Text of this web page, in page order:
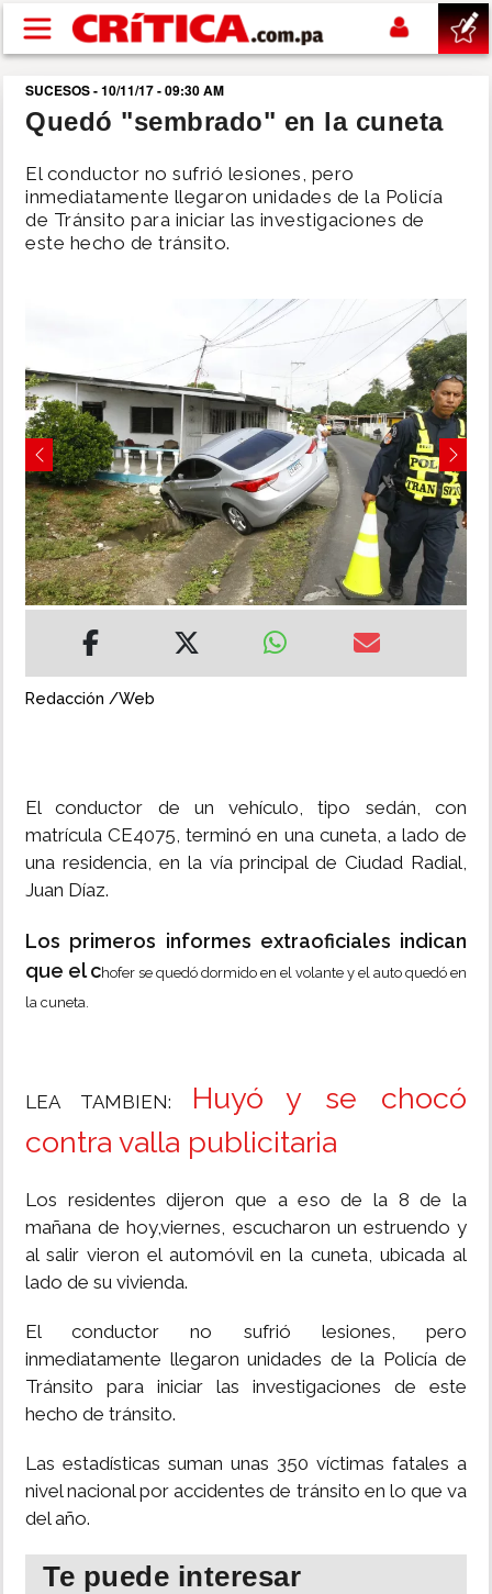
Pasar al contenido principal
buscar
NACIONAL
DEPORTES
MUNDO
INSÓLITAS
MULTIMEDIA
IMPRESO
SUCESOS - 10/11/17 - 09:30 AM
Quedó "sembrado" en la cuneta
El conductor no sufrió lesiones, pero
inmediatamente llegaron unidades de la Policía
de Tránsito para iniciar las investigaciones de
este hecho de tránsito.
Previous Next
Redacción /Web
El conductor de un vehículo, tipo sedán, con
matrícula CE4075, terminó en una cuneta, a lado de
una residencia, en la vía principal de Ciudad Radial,
Juan Díaz.
Los primeros informes extraoficiales indican
que el chofer se quedó dormido en el volante y el auto quedó en
la cuneta.
LEA TAMBIEN:
Huyó y se chocó
contra valla publicitaria
Los residentes dijeron que a eso de la 8 de la
mañana de hoy,viernes, escucharon un estruendo y
al salir vieron el automóvil en la cuneta, ubicada al
lado de su vivienda.
El conductor no sufrió lesiones, pero
inmediatamente llegaron unidades de la Policía de
Tránsito para iniciar las investigaciones de este
hecho de tránsito.
Las estadísticas suman unas 350 víctimas fatales a
nivel nacional por accidentes de tránsito en lo que va
del año.
Te puede interesar